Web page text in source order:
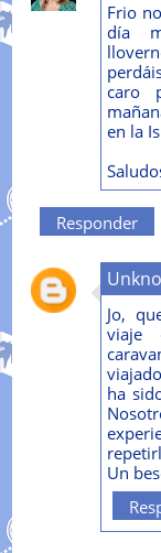
Frio
día
caro
en la
Responder
Jo,
viaje
ha
Un